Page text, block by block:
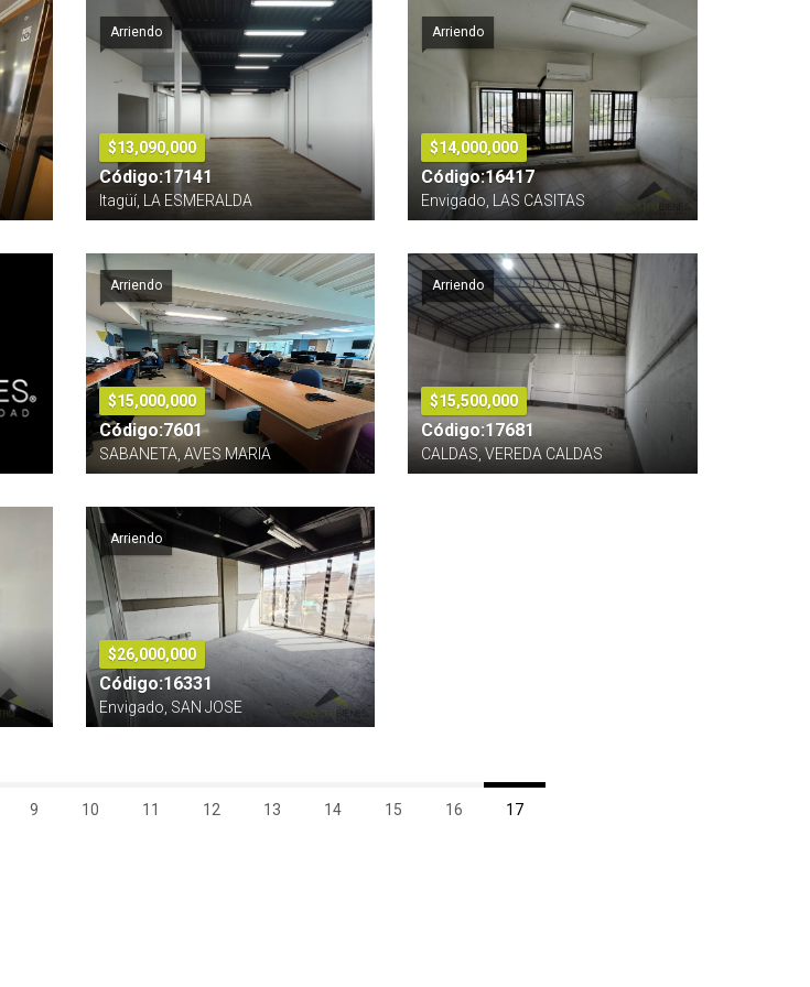
Arriendo
$13,090,000
Código:17141
Itagüí, LA ESMERALDA
Arriendo
$14,000,000
Código:16417
Envigado, LAS CASITAS
Arriendo
$15,000,000
Código:7601
SABANETA, AVES MARIA
Arriendo
$15,500,000
Código:17681
CALDAS, VEREDA CALDAS
Arriendo
$26,000,000
Código:16331
Envigado, SAN JOSE
9 10 11 12 13 14 15 16 17